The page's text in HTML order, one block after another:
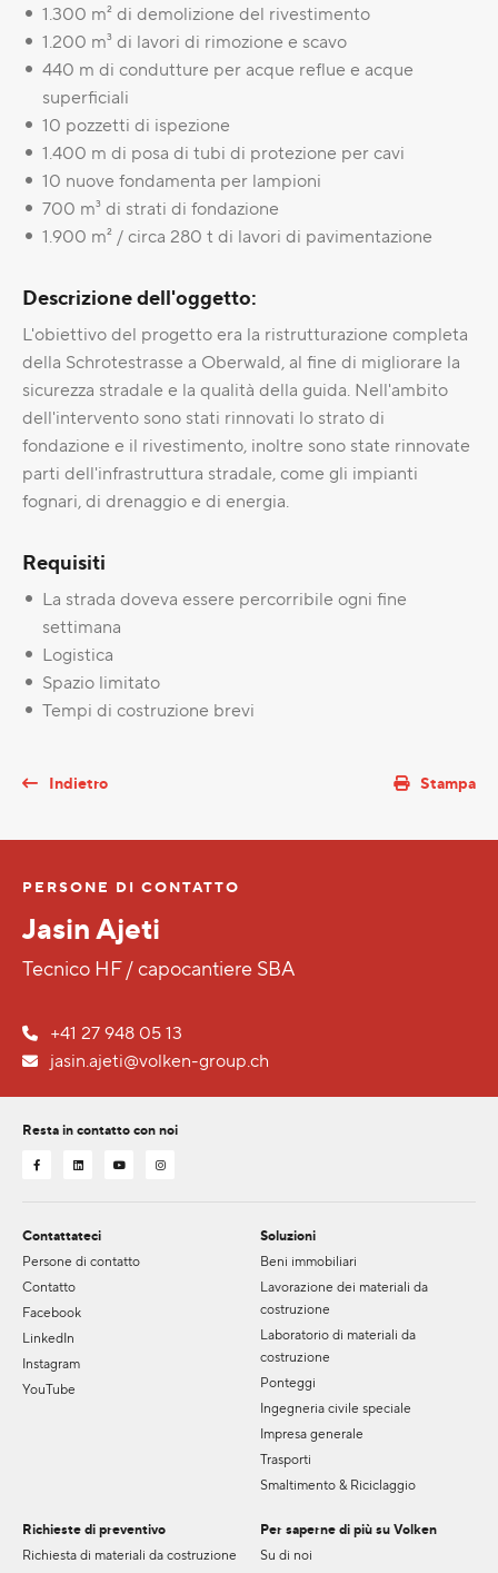
1.300 m² di demolizione del rivestimento
1.200 m³ di lavori di rimozione e scavo
440 m di condutture per acque reflue e acque
superficiali
10 pozzetti di ispezione
1.400 m di posa di tubi di protezione per cavi
10 nuove fondamenta per lampioni
700 m³ di strati di fondazione
1.900 m² / circa 280 t di lavori di pavimentazione
Descrizione dell'oggetto:
L'obiettivo del progetto era la ristrutturazione completa
della Schrotestrasse a Oberwald, al fine di migliorare la
sicurezza stradale e la qualità della guida. Nell'ambito
dell'intervento sono stati rinnovati lo strato di
fondazione e il rivestimento, inoltre sono state rinnovate
parti dell'infrastruttura stradale, come gli impianti
fognari, di drenaggio e di energia.
Requisiti
La strada doveva essere percorribile ogni fine
settimana
Logistica
Spazio limitato
Tempi di costruzione brevi
Indietro Stampa
PERSONE DI CONTATTO
Jasin Ajeti
Tecnico HF / capocantiere SBA
+41 27 948 05 13
jasin.ajeti@volken-group.ch
Resta in contatto con noi
Contattateci
Persone di contatto
Contatto
Facebook
LinkedIn
Instagram
YouTube
Soluzioni
Beni immobiliari
Lavorazione dei materiali da
costruzione
Laboratorio di materiali da
costruzione
Ponteggi
Ingegneria civile speciale
Impresa generale
Trasporti
Smaltimento & Riciclaggio
Richieste di preventivo
Richiesta di materiali da costruzione
Per saperne di più su Volken
Su di noi